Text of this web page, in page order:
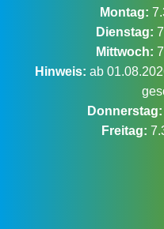
Montag:
Dienstag:
Mittwoch:
Hinweis: ab
Donnerstag:
Freitag: